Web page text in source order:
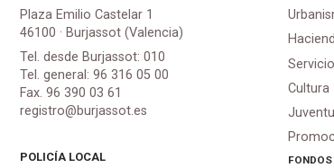
Plaza Emilio Castelar 1
46100 · Burjassot (Valencia)
Tel. desde Burjassot: 010
Tel. general: 96 316 05 00
Fax. 96 390 03 61
registro@burjassot.es
POLICÍA LOCAL
Cultura
FONDOS